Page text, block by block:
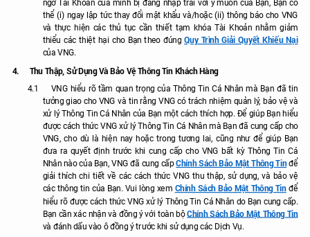
ngờ Tài Khoản của mình bị đăng nhập trái với ý muốn của Bạn, Bạn có
thể (i) ngay lập tức thay đổi mật khẩu và/hoặc (ii) thông báo cho VNG
và thực hiện các thủ tục cần thiết tạm khóa Tài Khoản nhằm giảm
thiểu các thiệt hại cho Bạn theo đúngQuy Trình Giải Quyết Khiếu Nại
của VNG.
4. Thu Thập, Sử Dụng Và Bảo Vệ Thông Tin Khách Hàng
4.1
VNG hiểu rõ tầm quan trọng của Thông Tin Cá Nhân mà Bạn đã tin
tưởng giao cho VNG và tin rằng VNG có trách nhiệm quản lý, bảo vệ và
xử lý Thông Tin Cá Nhân của Bạn một cách thích hợp. Để giúp Bạn hiểu
được cách thức VNG xử lý Thông Tin Cá Nhân mà Bạn đã cung cấp cho
VNG, cho dù là hiện nay hoặc trong tương lai, cũng như để giúp Bạn
đưa ra quyết định trước khi cung cấp cho VNG bất kỳ Thông Tin Cá
Nhân nào của Bạn, VNG đã cung cấpChính Sách Bảo Mật Thông Tinđể
giải thích chi tiết về các cách thức VNG thu thập, sử dụng, và bảo vệ
các thông tin của Bạn. Vui lòng xem Chính Sách Bảo Mật Thông Tinđể
hiểu rõ được cách thức VNG xử lý Thông Tin Cá Nhân do Bạn cung cấp.
Bạn cần xác nhận và đồng ý với toàn bộChính Sách Bảo Mật Thông Tin
và đánh dấu vào ô đồng ý trước khi sử dụng các Dịch Vụ.